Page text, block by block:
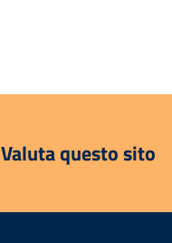
Valuta questo sito